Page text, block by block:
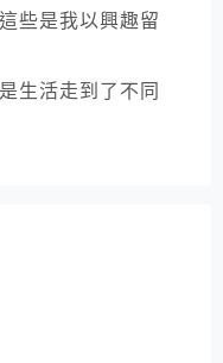
些是我以興趣留
生活走到了不同